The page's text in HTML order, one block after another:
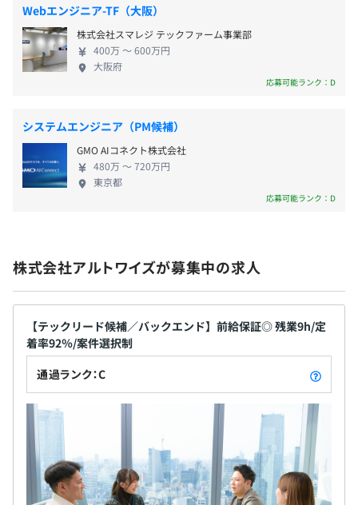
ご希望のPCを支給いたします。（MacBook or
Windows）
ウォーターフォール、アジャイル、スクラム
★社員のスキルは正当に評価！明瞭な評価制度★
エンジニアのスキルの習熟度を体系化した「スキル（能
意（行動）評価」と、「顧客評価」の3軸で実施していま
す。
明確な評価軸からスキルを公正に判断し、最大限給与に還
元しています。（案件単価の還元率は最大85%！）
スキル評価と顧客評価が給与に反映され、情意評価が寸志
（賞与）に反映されます。
また、昇給のタイミングは年2回（7月、1月）です。プロ
ジェクト内での役割が上がる際には、昇給タイミングを待
たず直ちに昇給します。
スキルを上げれば給与が上がるという努力が報われるカル
チャーを醸成しています。
■永年勤続表彰
■結婚祝い金&出産祝い金
■見舞金・弔慰金規定
■社員向け優待・割引
■服装自由 ※プロジェクトによる。
■各種保険完備（健康保険・厚生年金・雇用保険・労災保
険）
無期雇用
■試用期間
有 3ヶ月（試用期間中の勤務条件：変更無）
Webエンジニア-TF（大阪）
株式会社スマレジ テックファーム事業部
400万 〜 600万円
大阪府
応募可能ランク：D
システムエンジニア（PM候補）
GMO AIコネクト株式会社
480万 〜 720万円
東京都
応募可能ランク：D
株式会社アルトワイズが募集中の求人
【テックリード候補／バックエンド】前給保証◎ 残業9h/定
着率92％/案件選択制
通過ランク：C